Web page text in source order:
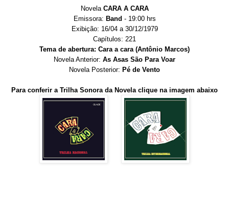
Novela CARA A CARA
Emissora: Band - 19:00 hrs
Exibição: 16/04 a 30/12/1979
Capítulos: 221
Tema de abertura: Cara a cara (Antônio Marcos)
Novela Anterior: As Asas São Para Voar
Novela Posterior: Pé de Vento
Para conferir a Trilha Sonora da Novela clique na imagem abaixo